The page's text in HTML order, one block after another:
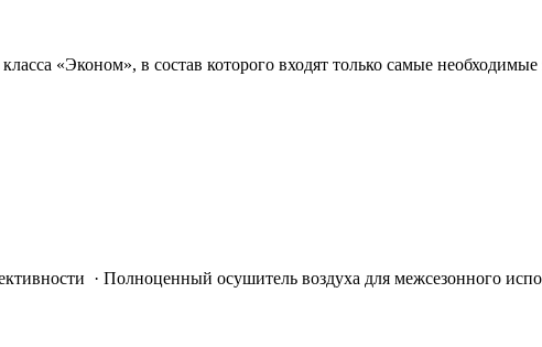
«Эконом», в состав которого входят только самые
· Полноценный осушитель воздуха для межсезонного